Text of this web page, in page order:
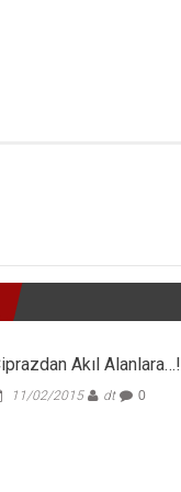
Akıl Alanlara…!
11/02/2015 dt 0